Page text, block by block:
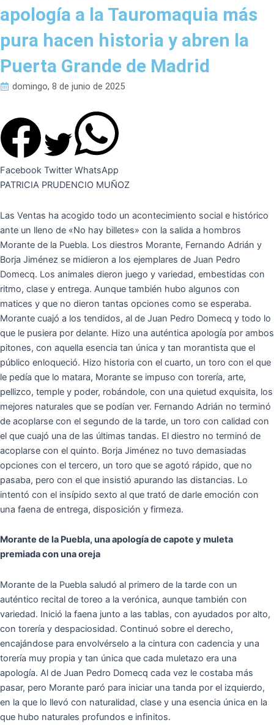
apología a la Tauromaquia más
pura hacen historia y abren la
Puerta Grande de Madrid
domingo, 8 de junio de 2025
Facebook Twitter WhatsApp
PATRICIA PRUDENCIO MUÑOZ
Las Ventas ha acogido todo un acontecimiento social e histórico
ante un lleno de «No hay billetes» con la salida a hombros
Morante de la Puebla. Los diestros Morante, Fernando Adrián y
Borja Jiménez se midieron a los ejemplares de Juan Pedro
Domecq. Los animales dieron juego y variedad, embestidas con
ritmo, clase y entrega. Aunque también hubo algunos con
matices y que no dieron tantas opciones como se esperaba.
Morante cuajó a los tendidos, al de Juan Pedro Domecq y todo lo
que le pusiera por delante. Hizo una auténtica apología por ambos
pitones, con aquella esencia tan única y tan morantista que el
público enloqueció. Hizo historia con el cuarto, un toro con el que
le pedía que lo matara, Morante se impuso con torería, arte,
pellizco, temple y poder, robándole, con una quietud exquisita, los
mejores naturales que se podían ver. Fernando Adrián no terminó
de acoplarse con el segundo de la tarde, un toro con calidad con
el que cuajó una de las últimas tandas. El diestro no terminó de
acoplarse con el quinto. Borja Jiménez no tuvo demasiadas
opciones con el tercero, un toro que se agotó rápido, que no
pasaba, pero con el que insistió apurando las distancias. Lo
intentó con el insípido sexto al que trató de darle emoción con
una faena de entrega, disposición y firmeza.
Morante de la Puebla, una apología de capote y muleta
premiada con una oreja
Morante de la Puebla saludó al primero de la tarde con un
auténtico recital de toreo a la verónica, aunque también con
variedad. Inició la faena junto a las tablas, con ayudados por alto,
con torería y despaciosidad. Continuó sobre el derecho,
encajándose para envolvérselo a la cintura con cadencia y una
torería muy propia y tan única que cada muletazo era una
apología. Al de Juan Pedro Domecq cada vez le costaba más
pasar, pero Morante paró para iniciar una tanda por el izquierdo,
en la que lo llevó con naturalidad, clase y una esencia única en la
que hubo naturales profundos e infinitos.